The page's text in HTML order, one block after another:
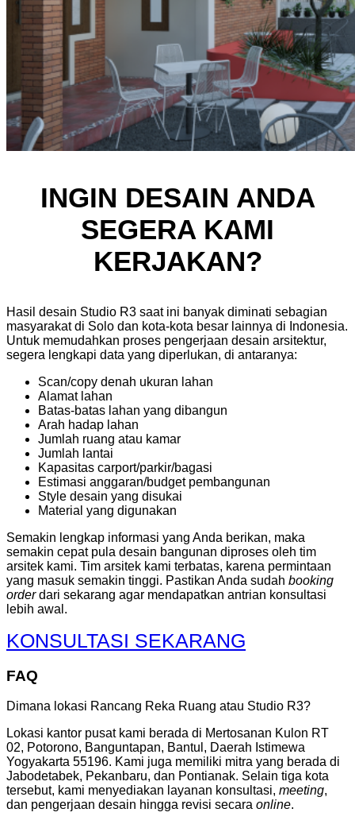
INGIN DESAIN ANDA
SEGERA KAMI
KERJAKAN?
Hasil desain Studio R3 saat ini banyak diminati sebagian
masyarakat di Solo dan kota-kota besar lainnya di Indonesia.
Untuk memudahkan proses pengerjaan desain arsitektur,
segera lengkapi data yang diperlukan, di antaranya:
Scan/copy denah ukuran lahan
Alamat lahan
Batas-batas lahan yang dibangun
Arah hadap lahan
Jumlah ruang atau kamar
Jumlah lantai
Kapasitas carport/parkir/bagasi
Estimasi anggaran/budget pembangunan
Style desain yang disukai
Material yang digunakan
Semakin lengkap informasi yang Anda berikan, maka
semakin cepat pula desain bangunan diproses oleh tim
arsitek kami. Tim arsitek kami terbatas, karena permintaan
yang masuk semakin tinggi. Pastikan Anda sudah booking
orderdari sekarang agar mendapatkan antrian konsultasi
lebih awal.
KONSULTASI SEKARANG
FAQ
Dimana lokasi Rancang Reka Ruang atau Studio R3?
Lokasi kantor pusat kami berada di Mertosanan Kulon RT
02, Potorono, Banguntapan, Bantul, Daerah Istimewa
Yogyakarta 55196. Kami juga memiliki mitra yang berada di
Jabodetabek, Pekanbaru, dan Pontianak. Selain tiga kota
tersebut, kami menyediakan layanan konsultasi, meeting,
dan pengerjaan desain hingga revisi secara online.